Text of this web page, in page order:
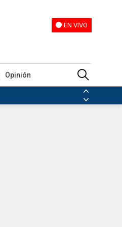
EN VIVO
Opinión